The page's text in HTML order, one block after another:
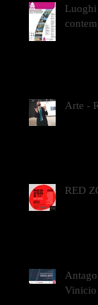
Luoghi
Arte -
RED
Vinicio